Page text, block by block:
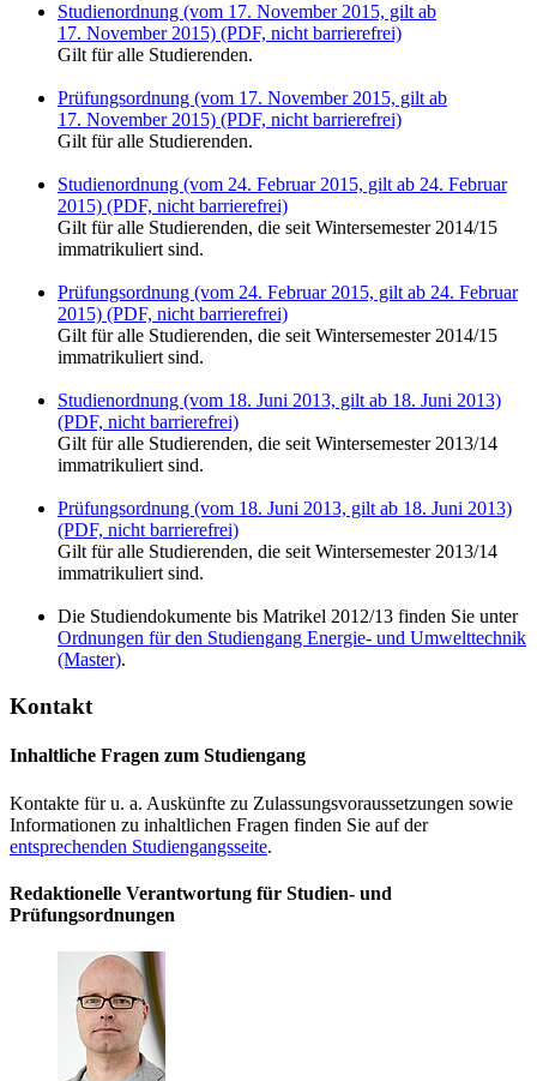
Studienordnung (vom 17. November 2015, gilt ab
17. November 2015) (PDF, nicht barrierefrei)
Gilt für alle Studierenden.
Prüfungsordnung (vom 17. November 2015, gilt ab
17. November 2015) (PDF, nicht barrierefrei)
Gilt für alle Studierenden.
Studienordnung (vom 24. Februar 2015, gilt ab 24. Februar
2015) (PDF, nicht barrierefrei)
Gilt für alle Studierenden, die seit Wintersemester 2014/15
immatrikuliert sind.
Prüfungsordnung (vom 24. Februar 2015, gilt ab 24. Februar
2015) (PDF, nicht barrierefrei)
Gilt für alle Studierenden, die seit Wintersemester 2014/15
immatrikuliert sind.
Studienordnung (vom 18. Juni 2013, gilt ab 18. Juni 2013)
(PDF, nicht barrierefrei)
Gilt für alle Studierenden, die seit Wintersemester 2013/14
immatrikuliert sind.
Prüfungsordnung (vom 18. Juni 2013, gilt ab 18. Juni 2013)
(PDF, nicht barrierefrei)
Gilt für alle Studierenden, die seit Wintersemester 2013/14
immatrikuliert sind.
Die Studiendokumente bis Matrikel 2012/13 finden Sie unter
Ordnungen für den Studiengang Energie- und Umwelttechnik
(Master).
Kontakt
Inhaltliche Fragen zum Studiengang
Kontakte für u. a. Auskünfte zu Zulassungsvoraussetzungen sowie
Informationen zu inhaltlichen Fragen finden Sie auf der
entsprechenden Studiengangsseite.
Redaktionelle Verantwortung für Studien- und
Prüfungsordnungen